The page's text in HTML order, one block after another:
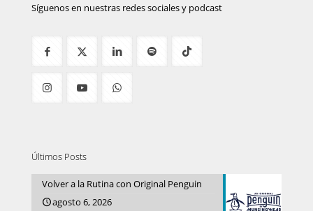
Síguenos en nuestras redes sociales y podcast
Últimos Posts
Volver a la Rutina con Original Penguin
agosto 6, 2026